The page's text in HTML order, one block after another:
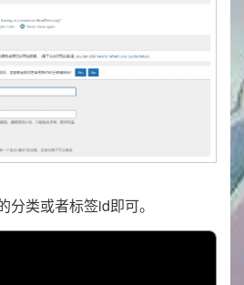
类或者标签id即可。